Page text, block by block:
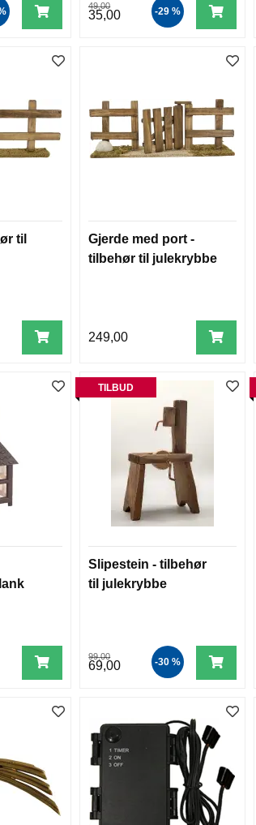
49,00
35,00 -29 %
til
Gjerde med port -
tilbehør til julekrybbe
249,00
TILBUD
Slipestein - tilbehør
til julekrybbe
99,00
69,00 -30 %